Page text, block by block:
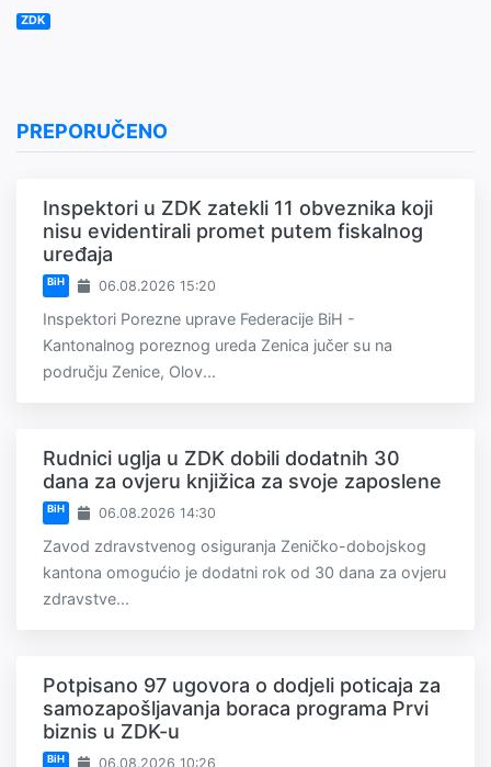
ZDK
PREPORUČENO
Inspektori u ZDK zatekli 11 obveznika koji
nisu evidentirali promet putem fiskalnog
uređaja
BiH 06.08.2026 15:20
Inspektori Porezne uprave Federacije BiH -
Kantonalnog poreznog ureda Zenica jučer su na
području Zenice, Olov...
Rudnici uglja u ZDK dobili dodatnih 30
dana za ovjeru knjižica za svoje zaposlene
BiH 06.08.2026 14:30
Zavod zdravstvenog osiguranja Zeničko-dobojskog
kantona omogućio je dodatni rok od 30 dana za ovjeru
zdravstve...
Potpisano 97 ugovora o dodjeli poticaja za
samozapošljavanja boraca programa Prvi
biznis u ZDK-u
BiH 06.08.2026 10:26